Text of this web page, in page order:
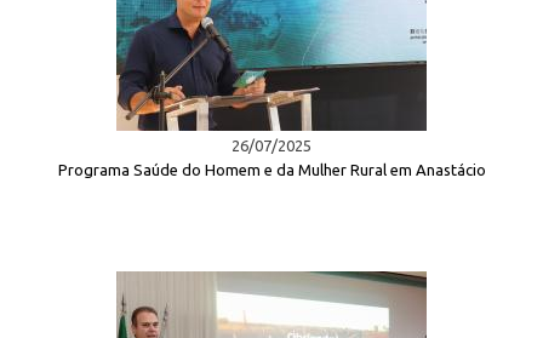
26/07/2025
Programa Saúde do Homem e da Mulher Rural em Anastácio